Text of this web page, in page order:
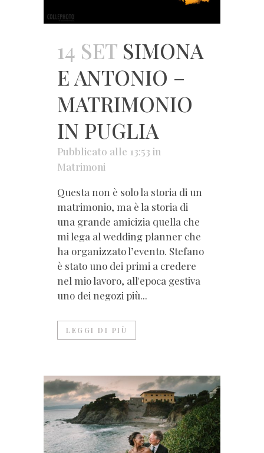
14 SET SIMONA
E ANTONIO –
MATRIMONIO
IN PUGLIA
Pubblicato alle 13:53 in
Matrimoni
Questa non è solo la storia di un
matrimonio, ma è la storia di
una grande amicizia quella che
mi lega al wedding planner che
ha organizzato l’evento. Stefano
è stato uno dei primi a credere
nel mio lavoro, all'epoca gestiva
uno dei negozi più...
LEGGI DI PIÙ